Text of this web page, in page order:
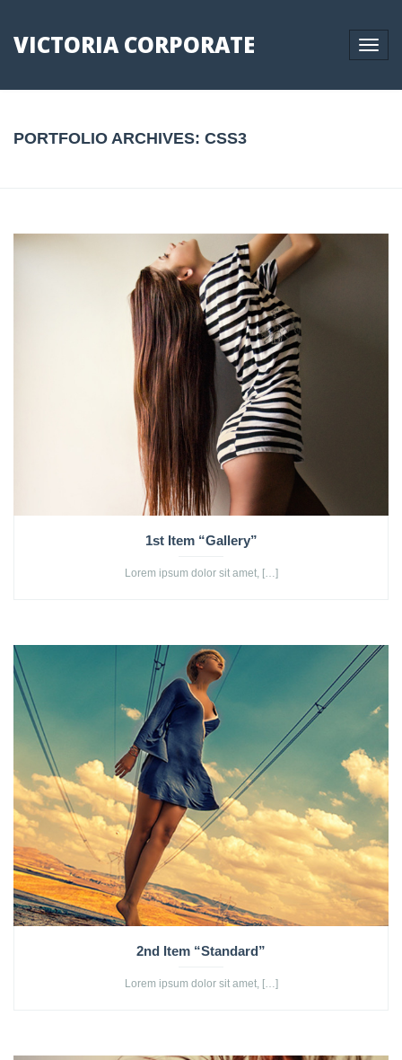
Toggle
VICTORIA CORPORATE
PORTFOLIO ARCHIVES: CSS3
1st Item “Gallery”
Lorem ipsum dolor sit amet, […]
2nd Item “Standard”
Lorem ipsum dolor sit amet, […]